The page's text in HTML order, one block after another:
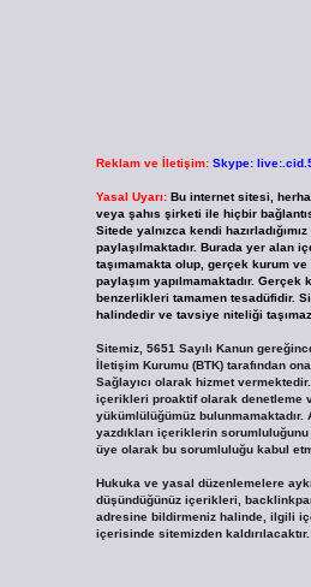
Reklam ve İletişim: Skype:
Yasal Uyarı: Bu internet sitesi,
veya şahıs şirketi ile hiçbir
Sitede yalnızca kendi
paylaşılmaktadır. Burada yer alan
taşımamakta olup, gerçek kurum
paylaşım yapılmamaktadır.
benzerlikleri tamamen tesadüfidir.
halindedir ve tavsiye niteliği
Sitemiz, 5651 Sayılı Kanun
İletişim Kurumu (BTK) tarafından
Sağlayıcı olarak hizmet
içerikleri proaktif olarak denetleme
yükümlülüğümüz bulunmamaktadır.
yazdıkları içeriklerin
üye olarak bu sorumluluğu kabul
Hukuka ve yasal düzenlemelere
düşündüğünüz içerikleri,
adresine bildirmeniz halinde, ilgili
içerisinde sitemizden kaldırılacaktır.